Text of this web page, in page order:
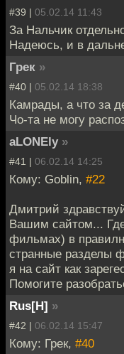
#39 | 05.02.14 11:43
За Нальчик
Надеюсь, и в
Грек »
#40 | 05.02.14 18:38
Камрады, а что за
Чо-та не могу
aLONEly »
#41 | 06.02.14 14:25
Кому: Goblin, #22
Дмитрий
Вашим сайтом...
фильмах) в
странные разделы
я на сайт как
Помогите
Rus[H] »
#42 | 06.02.14 15:47
Кому: Грек, #40